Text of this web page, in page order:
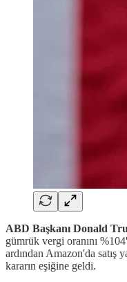
ABD Başkanı Donald
gümrük vergi oranını
ardından Amazon'da satış
kararın eşiğine geldi.